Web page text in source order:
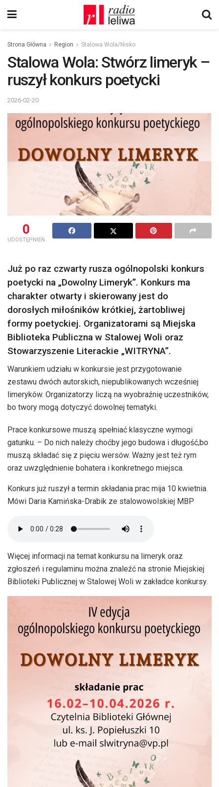
Strona Główna Region Stalowa Wola/Nisko
Stalowa Wola: Stwórz limeryk –
ruszył konkurs poetycki
2026-02-20
0
UDOSTĘPNIEŃ
Już po raz czwarty rusza ogólnopolski konkurs
poetycki na „Dowolny Limeryk”. Konkurs ma
charakter otwarty i skierowany jest do
dorosłych miłośników krótkiej, żartobliwej
formy poetyckiej. Organizatorami są Miejska
Biblioteka Publiczna w Stalowej Woli oraz
Stowarzyszenie Literackie „WITRYNA”.
Warunkiem udziału w konkursie jest przygotowanie
zestawu dwóch autorskich, niepublikowanych wcześniej
limeryków. Organizatorzy liczą na wyobraźnię uczestników,
bo twory mogą dotyczyć dowolnej tematyki.
Prace konkursowe muszą spełniać klasyczne wymogi
gatunku. – Do nich należy choćby jego budowa i długość,bo
muszą składać się z pięciu wersów. Ważny jest też rym
oraz uwzględnienie bohatera i konkretnego miejsca.
Konkurs już ruszył a termin składania prac mija 10 kwietnia.
Mówi Daria Kamińska-Drabik ze stalowowolskiej MBP
Więcej informacji na temat konkursu na limeryk oraz
zgłoszeń i regulaminu można znaleźć na stronie Miejskiej
Biblioteki Publicznej w Stalowej Woli w zakładce konkursy.